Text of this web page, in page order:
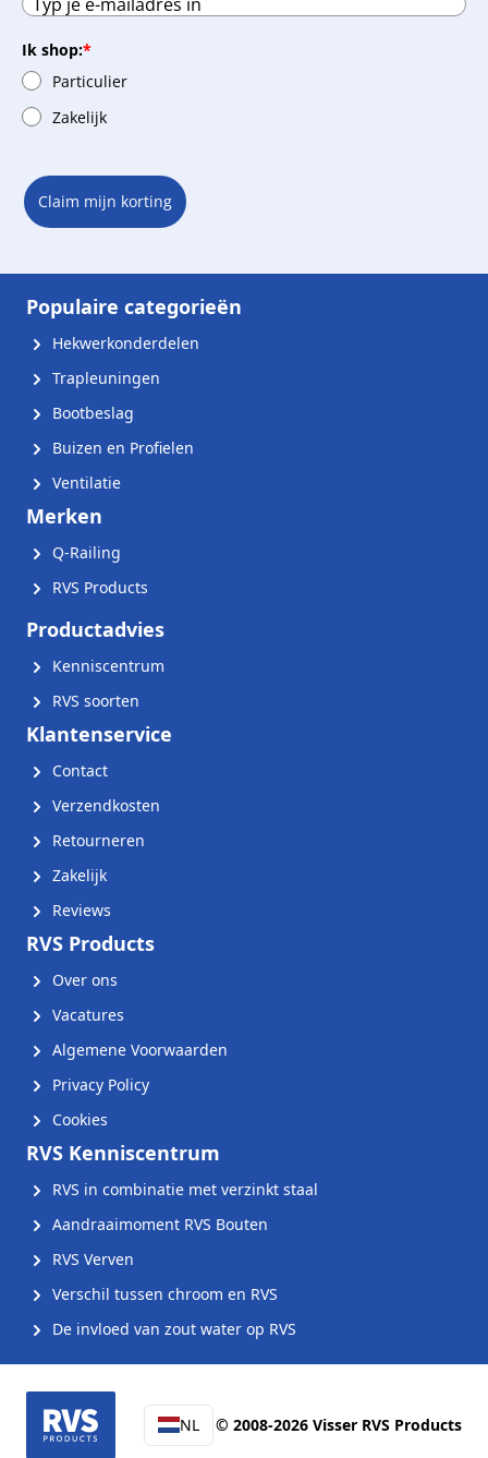
Ik shop:*
Particulier
Zakelijk
Claim mijn korting
Populaire categorieën
Hekwerkonderdelen
Trapleuningen
Bootbeslag
Buizen en Profielen
Ventilatie
Merken
Q-Railing
RVS Products
Productadvies
Kenniscentrum
RVS soorten
Klantenservice
Contact
Verzendkosten
Retourneren
Zakelijk
Reviews
RVS Products
Over ons
Vacatures
Algemene Voorwaarden
Privacy Policy
Cookies
RVS Kenniscentrum
RVS in combinatie met verzinkt staal
Aandraaimoment RVS Bouten
RVS Verven
Verschil tussen chroom en RVS
De invloed van zout water op RVS
NL © 2008-2026 Visser RVS Products